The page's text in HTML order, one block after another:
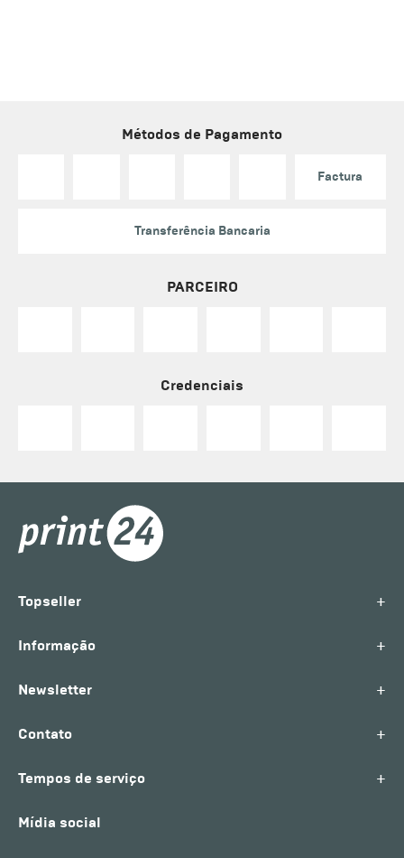
Métodos de Pagamento
Factura
Transferência Bancaria
PARCEIRO
Credenciais
Topseller +
Informação +
Newsletter +
Contato +
Tempos de serviço +
Mídia social